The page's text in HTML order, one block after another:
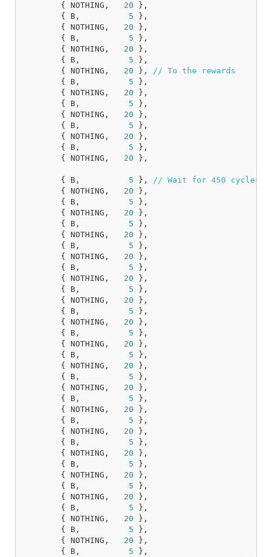
{
NOTHING , 20
},
{
B , 5
},
{
NOTHING , 20
},
{
B , 5
},
{
NOTHING , 20
},
{
B , 5
},
{
NOTHING , 20 },
// To the rewards
{
B , 5
},
{
NOTHING , 20
},
{
B , 5
},
{
NOTHING , 20
},
{
B , 5
},
{
NOTHING , 20
},
{
B , 5
},
{
NOTHING , 20 },
{ B , 5 },
// Wait for 450 cycles
{
NOTHING , 20
},
{
B , 5
},
{
NOTHING , 20
},
{
B , 5
},
{
NOTHING , 20
},
{
B , 5
},
{
NOTHING , 20
},
{
B , 5
},
{
NOTHING , 20
},
{
B , 5
},
{
NOTHING , 20
},
{
B , 5
},
{
NOTHING , 20
},
{
B , 5
},
{
NOTHING , 20
},
{
B , 5
},
{
NOTHING , 20
},
{
B , 5
},
{
NOTHING , 20
},
{
B , 5
},
{
NOTHING , 20
},
{
B , 5
},
{
NOTHING , 20
},
{
B , 5
},
{
NOTHING , 20
},
{
B , 5
},
{
NOTHING , 20
},
{
B , 5
},
{
NOTHING , 20
},
{
B , 5
},
{
NOTHING , 20
},
{
B , 5
},
{
NOTHING , 20
},
{
B , 5
},